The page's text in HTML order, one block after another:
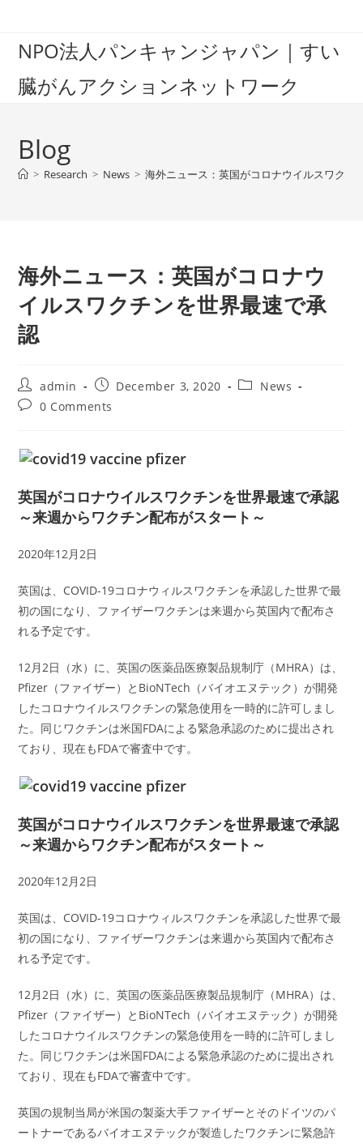
contentNPO法人パンキャンジャパン｜すい
臓がんアクションネットワーク
Blog
> Research > News > 海外ニュース：英国がコロナウイルスワクチ
海外ニュース：英国がコロナウ
イルスワクチンを世界最速で承
認
Post
author:
admin
Post
published:
December 3, 2020
PostNews
Post0 Comments
英国がコロナウイルスワクチンを世界最速で承認
～来週からワクチン配布がスタート～
2020年12月2日
英国は、COVID-19コロナウィルスワクチンを承認した世界で最
初の国になり、ファイザーワクチンは来週から英国内で配布さ
れる予定です。
12月2日（水）に、英国の医薬品医療製品規制庁（MHRA）は、
Pfizer（ファイザー）とBioNTech（バイオエヌテック）が開発
したコロナウイルスワクチンの緊急使用を一時的に許可しまし
た。同じワクチンは米国FDAによる緊急承認のために提出され
ており、現在もFDAで審査中です。
英国がコロナウイルスワクチンを世界最速で承認
～来週からワクチン配布がスタート～
2020年12月2日
英国は、COVID-19コロナウィルスワクチンを承認した世界で最
初の国になり、ファイザーワクチンは来週から英国内で配布さ
れる予定です。
12月2日（水）に、英国の医薬品医療製品規制庁（MHRA）は、
Pfizer（ファイザー）とBioNTech（バイオエヌテック）が開発
したコロナウイルスワクチンの緊急使用を一時的に許可しまし
た。同じワクチンは米国FDAによる緊急承認のために提出され
ており、現在もFDAで審査中です。
英国の規制当局が米国の製薬大手ファイザーとそのドイツのパ
ートナーであるバイオエヌテックが製造したワクチンに緊急許